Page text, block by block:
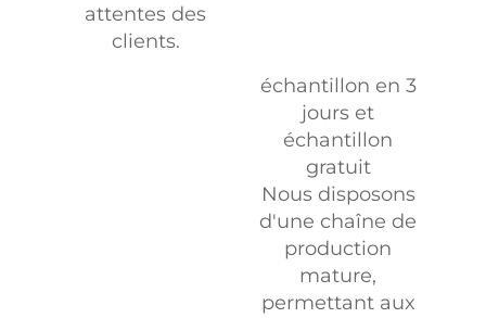
attentes des
clients.
échantillon en 3
jours et
échantillon
gratuit
Nous disposons
d'une chaîne de
production
mature,
permettant aux